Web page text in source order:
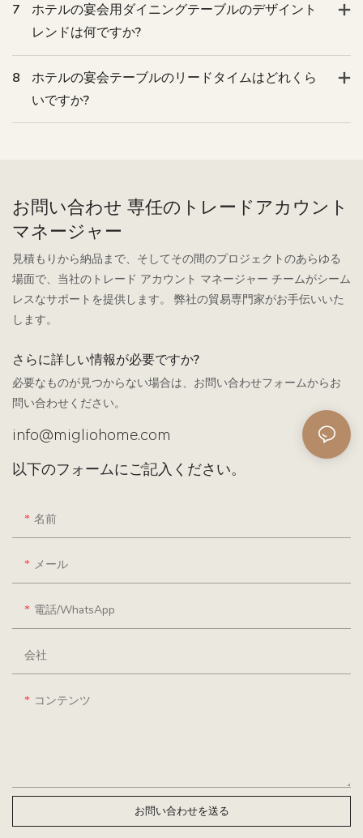
7
ホテルの宴会用ダイニングテーブルのデザイント
レンドは何ですか?
8
ホテルの宴会テーブルのリードタイムはどれくら
いですか?
お問い合わせ 専任のトレードアカウント
マネージャー
見積もりから納品まで、そしてその間のプロジェクトのあらゆる
場面で、当社のトレード アカウント マネージャー チームがシーム
レスなサポートを提供します。 弊社の貿易専門家がお手伝いいた
します。
さらに詳しい情報が必要ですか?
必要なものが見つからない場合は、お問い合わせフォームからお
問い合わせください。
info@migliohome.com
以下のフォームにご記入ください。
名前
メール
電話/WhatsApp
会社
コンテンツ
お問い合わせを送る